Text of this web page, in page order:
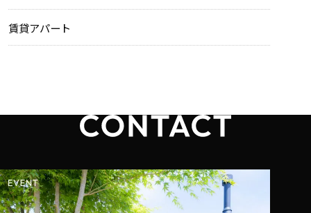
賃貸アパート